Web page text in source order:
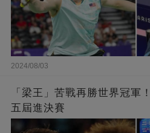
2024/08/03
「梁王」苦戰再勝世界冠軍
五屆進決賽